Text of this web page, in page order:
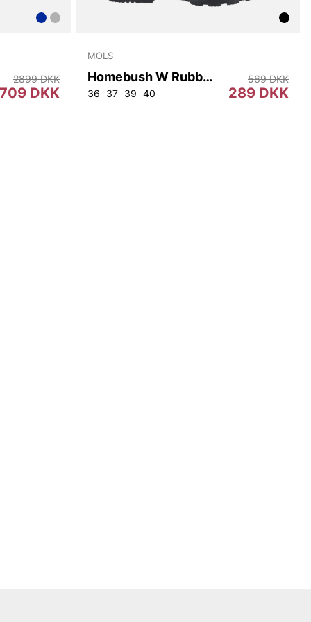
96 100 104 108
709 DKK
2899 DKK
MOLS
Homebush W Rubber Boot
36 37 39 40 289 DKK
569 DKK